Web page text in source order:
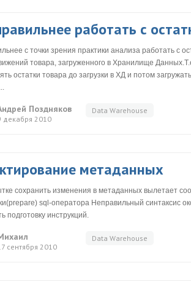
работать с
с точки зрения практики анализа работать с
товара, загруженного в Хранилище
остатки товара до загрузки в ХД и потом
Поздняков
декабря 2010
Data Warehouse
метаданных
сохранить изменения в метаданных вылетает
sql-оператора Неправильный синтаксис
подготовку инструкций.
сентября 2010
Data Warehouse